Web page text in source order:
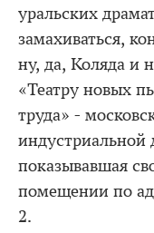
уральских
замахиваться,
ну, да, Коляда и
«Театру новых
труда» -
индустриальной
показывавшая
помещении по
2.